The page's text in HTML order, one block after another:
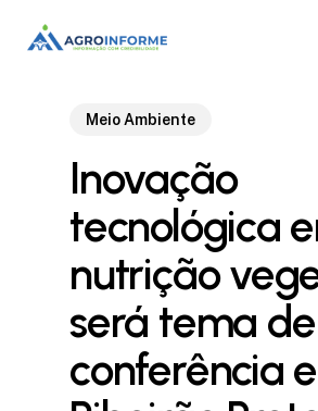
Meio Ambiente
Inovação
tecnológica
nutrição
será tema de
conferência